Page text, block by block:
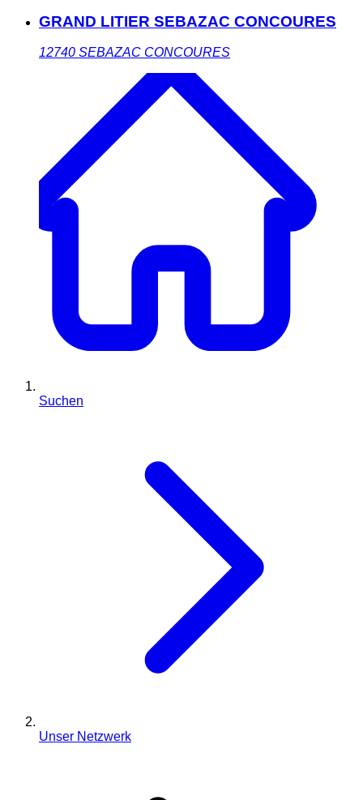
GRAND LITIER SEBAZAC CONCOURES
12740 SEBAZAC CONCOURES
Suchen
Unser Netzwerk